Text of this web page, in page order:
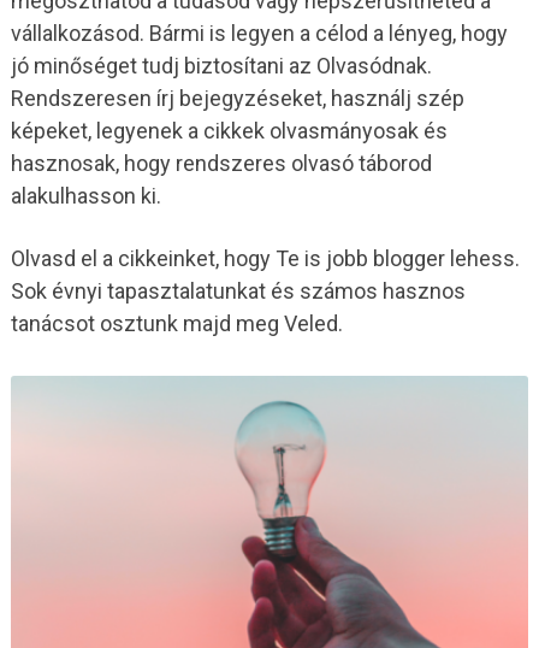
vállalkozásod. Bármi is legyen a célod a lényeg, hogy
jó minőséget tudj biztosítani az Olvasódnak.
Rendszeresen írj bejegyzéseket, használj szép
képeket, legyenek a cikkek olvasmányosak és
hasznosak, hogy rendszeres olvasó táborod
alakulhasson ki.
Olvasd el a cikkeinket, hogy Te is jobb blogger lehess.
Sok évnyi tapasztalatunkat és számos hasznos
tanácsot osztunk majd meg Veled.